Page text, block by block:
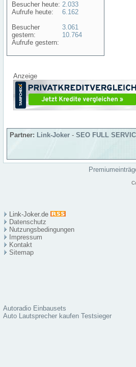
Besucher heute:
Aufrufe heute:
Besucher
gestern:
Aufrufe gestern:
2.033
6.162
3.061
10.764
Anzeige
Partner: Link-Joker - SEO FULL
Link-Joker.de
Datenschutz
Nutzungsbedingungen
Impressum
Kontakt
Sitemap
Autoradio Einbausets
Auto Lautsprecher kaufen Testsieger